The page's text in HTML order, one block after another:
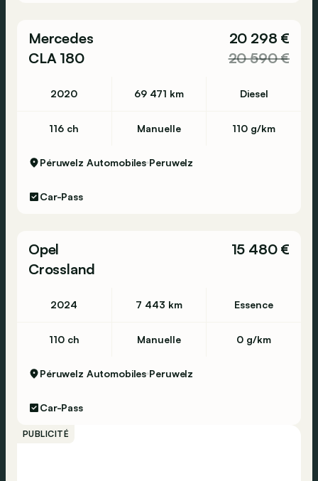
Mercedes
CLA 180
20 298 €
20 590 €
2020 69 471 km Diesel
116 ch Manuelle 110 g/km
Péruwelz Automobiles Peruwelz
Car-Pass
Opel
Crossland
15 480 €
2024 7 443 km Essence
110 ch Manuelle 0 g/km
Péruwelz Automobiles Peruwelz
Car-Pass
PUBLICITÉ